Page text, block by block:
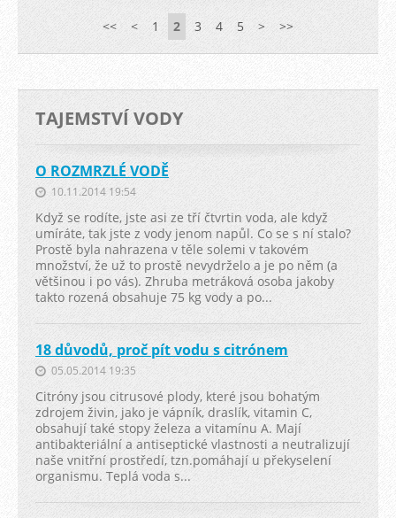
<< < 1 2 3 4 5 > >>
TAJEMSTVÍ VODY
O ROZMRZLÉ VODĚ
10.11.2014 19:54
Když se rodíte, jste asi ze tří čtvrtin voda, ale když
umíráte, tak jste z vody jenom napůl. Co se s ní stalo?
Prostě byla nahrazena v těle solemi v takovém
množství, že už to prostě nevydrželo a je po něm (a
většinou i po vás). Zhruba metráková osoba jakoby
takto rozená obsahuje 75 kg vody a po...
18 důvodů, proč pít vodu s citrónem
05.05.2014 19:35
Citróny jsou citrusové plody, které jsou bohatým
zdrojem živin, jako je vápník, draslík, vitamin C,
obsahují také stopy železa a vitamínu A. Mají
antibakteriální a antiseptické vlastnosti a neutralizují
naše vnitřní prostředí, tzn.pomáhají u překyselení
organismu. Teplá voda s...